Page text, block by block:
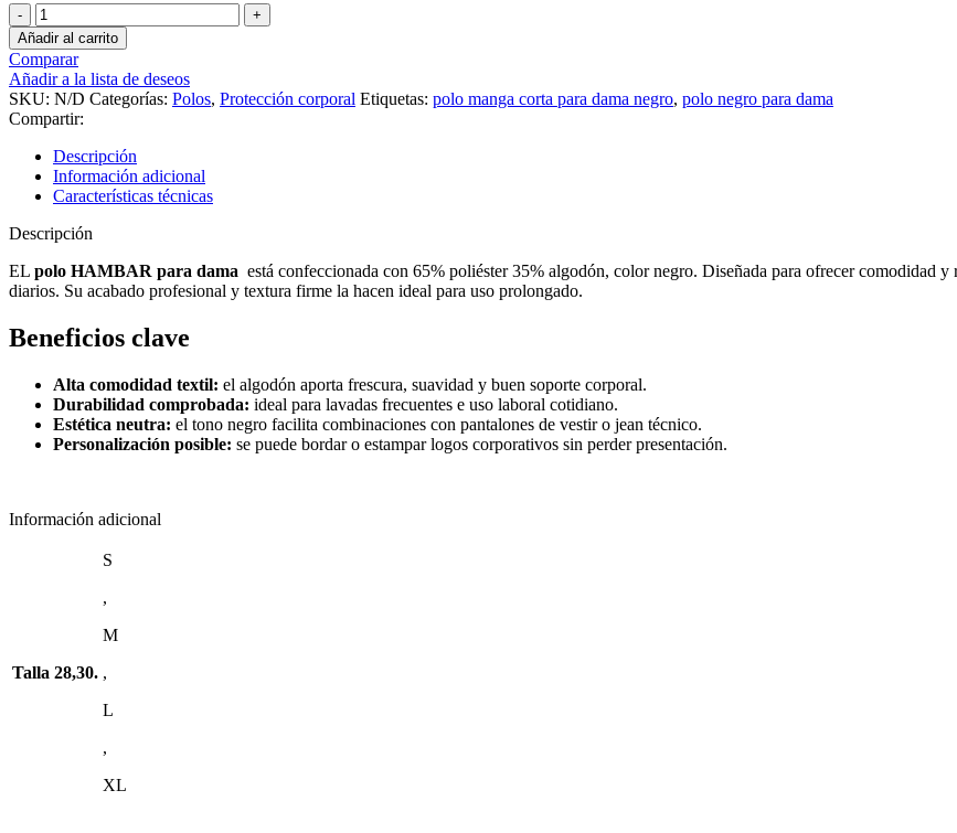
Polo
hambar
negro
dama
cantidad
Añadir al carrito
Comparar
Añadir a la lista de deseos
SKU: N/D Categorías: Polos, Protección corporal Etiquetas: polo manga corta para dama negro, polo negro para dama
Compartir:
Descripción
Información adicional
Características técnicas
Descripción
EL polo HAMBAR para dama está confeccionada con 65% poliéster 35% algodón, color negro. Diseñada para ofrecer comodidad
diarios. Su acabado profesional y textura firme la hacen ideal para uso prolongado.
Beneficios clave
Alta comodidad textil: el algodón aporta frescura, suavidad y buen soporte corporal.
Durabilidad comprobada: ideal para lavadas frecuentes e uso laboral cotidiano.
Estética neutra: el tono negro facilita combinaciones con pantalones de vestir o jean técnico.
Personalización posible: se puede bordar o estampar logos corporativos sin perder presentación.
Información adicional
Talla 28,30.
S
,
M
,
L
,
XL